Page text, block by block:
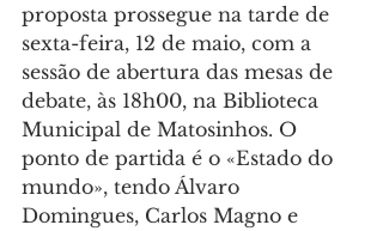
proposta prossegue na tarde de
sexta-feira, 12 de maio, com a
sessão de abertura das mesas de
debate, às 18h00, na Biblioteca
Municipal de Matosinhos. O
ponto de partida é o «Estado do
mundo», tendo Álvaro
Domingues, Carlos Magno e